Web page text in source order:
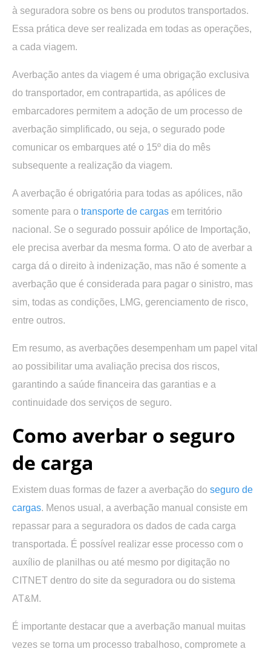
à seguradora sobre os bens ou produtos transportados.
Essa prática deve ser realizada em todas as operações,
a cada viagem.
Averbação antes da viagem é uma obrigação exclusiva
do transportador, em contrapartida, as apólices de
embarcadores permitem a adoção de um processo de
averbação simplificado, ou seja, o segurado pode
comunicar os embarques até o 15º dia do mês
subsequente a realização da viagem.
A averbação é obrigatória para todas as apólices, não
somente para o transporte de cargas em território
nacional. Se o segurado possuir apólice de Importação,
ele precisa averbar da mesma forma. O ato de averbar a
carga dá o direito à indenização, mas não é somente a
averbação que é considerada para pagar o sinistro, mas
sim, todas as condições, LMG, gerenciamento de risco,
entre outros.
Em resumo, as averbações desempenham um papel vital
ao possibilitar uma avaliação precisa dos riscos,
garantindo a saúde financeira das garantias e a
continuidade dos serviços de seguro.
Como averbar o seguro
de carga
Existem duas formas de fazer a averbação do seguro de
cargas. Menos usual, a averbação manual consiste em
repassar para a seguradora os dados de cada carga
transportada. É possível realizar esse processo com o
auxílio de planilhas ou até mesmo por digitação no
CITNET dentro do site da seguradora ou do sistema
AT&M.
É importante destacar que a averbação manual muitas
vezes se torna um processo trabalhoso, compromete a